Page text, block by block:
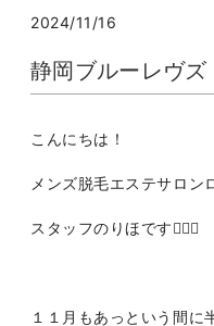
2024/11/16
静岡ブルーレヴ
こんにちは！
メンズ脱毛エステサロン
スタッフのりほです👩🏻‍⚕️
１１月もあっという間に